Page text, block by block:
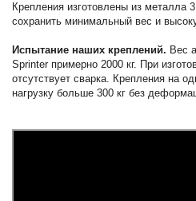
Крепления изготовлены из металла
сохранить минимальный вес и
Испытание наших креплений. Вес
Sprinter примерно 2000 кг. При
отсутствует сварка. Крепления на
нагрузку больше 300 кг без